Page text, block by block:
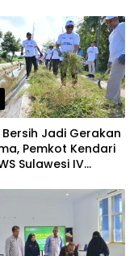
Pasar Ekspor
Jadi Gerakan
Pemkot Kendari
Sulawesi IV